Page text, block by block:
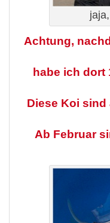
Achtung,
habe ich dort
Diese Koi
Ab Februar